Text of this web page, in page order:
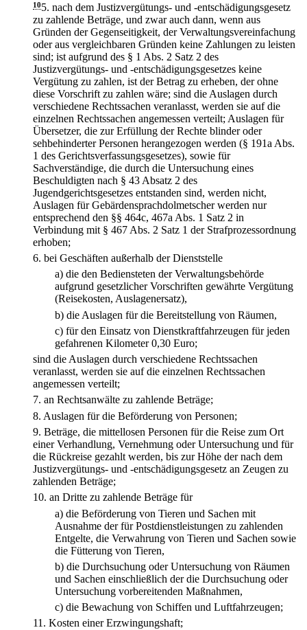
105. nach dem Justizvergütungs- und -entschädigungsgesetz
zu zahlende Beträge, und zwar auch dann, wenn aus
Gründen der Gegenseitigkeit, der Verwaltungsvereinfachung
oder aus vergleichbaren Gründen keine Zahlungen zu leisten
sind; ist aufgrund des § 1 Abs. 2 Satz 2 des
Justizvergütungs- und -entschädigungsgesetzes keine
Vergütung zu zahlen, ist der Betrag zu erheben, der ohne
diese Vorschrift zu zahlen wäre; sind die Auslagen durch
verschiedene Rechtssachen veranlasst, werden sie auf die
einzelnen Rechtssachen angemessen verteilt; Auslagen für
Übersetzer, die zur Erfüllung der Rechte blinder oder
sehbehinderter Personen herangezogen werden (§ 191a Abs.
1 des Gerichtsverfassungsgesetzes), sowie für
Sachverständige, die durch die Untersuchung eines
Beschuldigten nach § 43 Absatz 2 des
Jugendgerichtsgesetzes entstanden sind, werden nicht,
Auslagen für Gebärdensprachdolmetscher werden nur
entsprechend den §§ 464c, 467a Abs. 1 Satz 2 in
Verbindung mit § 467 Abs. 2 Satz 1 der Strafprozessordnung
erhoben;
6. bei Geschäften außerhalb der Dienststelle
a) die den Bediensteten der Verwaltungsbehörde
aufgrund gesetzlicher Vorschriften gewährte Vergütung
(Reisekosten, Auslagenersatz),
b) die Auslagen für die Bereitstellung von Räumen,
c) für den Einsatz von Dienstkraftfahrzeugen für jeden
gefahrenen Kilometer 0,30 Euro;
sind die Auslagen durch verschiedene Rechtssachen
veranlasst, werden sie auf die einzelnen Rechtssachen
angemessen verteilt;
7. an Rechtsanwälte zu zahlende Beträge;
8. Auslagen für die Beförderung von Personen;
9. Beträge, die mittellosen Personen für die Reise zum Ort
einer Verhandlung, Vernehmung oder Untersuchung und für
die Rückreise gezahlt werden, bis zur Höhe der nach dem
Justizvergütungs- und -entschädigungsgesetz an Zeugen zu
zahlenden Beträge;
10. an Dritte zu zahlende Beträge für
a) die Beförderung von Tieren und Sachen mit
Ausnahme der für Postdienstleistungen zu zahlenden
Entgelte, die Verwahrung von Tieren und Sachen sowie
die Fütterung von Tieren,
b) die Durchsuchung oder Untersuchung von Räumen
und Sachen einschließlich der die Durchsuchung oder
Untersuchung vorbereitenden Maßnahmen,
c) die Bewachung von Schiffen und Luftfahrzeugen;
11. Kosten einer Erzwingungshaft;